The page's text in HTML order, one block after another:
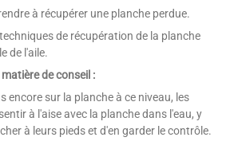
à récupérer une planche perdue.
de récupération de la planche
de l'aile.
de conseil :
encore sur la planche à ce niveau, les
à l'aise avec la planche dans l'eau, y
à leurs pieds et d'en garder le contrôle.